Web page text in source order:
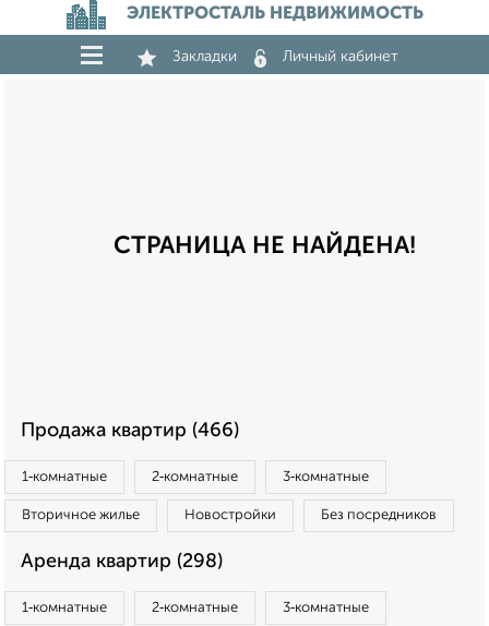
ЭЛЕКТРОСТАЛЬ НЕДВИЖИМОСТЬ
Закладки Личный кабинет
СТРАНИЦА НЕ НАЙДЕНА!
Продажа квартир (466)
1‑комнатные 2‑комнатные 3‑комнатные
Вторичное жилье Новостройки Без посредников
Аренда квартир (298)
1‑комнатные 2‑комнатные 3‑комнатные